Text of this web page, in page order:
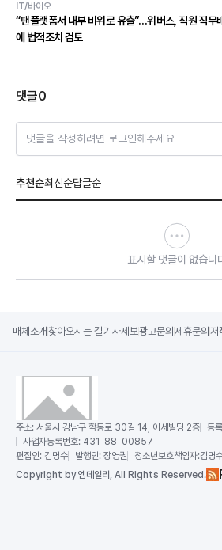
IT/바이오
“팬플랫폼서 내부 비위로 유출”…위버스, 직원 직무
에 법적조치 검토
댓글0
댓글을 작성하려면 로그인해주세요
추천순최신순답글순
표시할 댓글이 없습니
매체소개 찾아오시는 길기사제보광고문의 제휴문의 저
주소: 서울시 강남구 학동로 30길 14, 이세빌딩 2층 등
사업자등록번호: 431-88-00857
편집인: 김명수 발행인: 장영권 청소년보호책임자:김명
Copyright by 엠데일리, All Rights Reserved.